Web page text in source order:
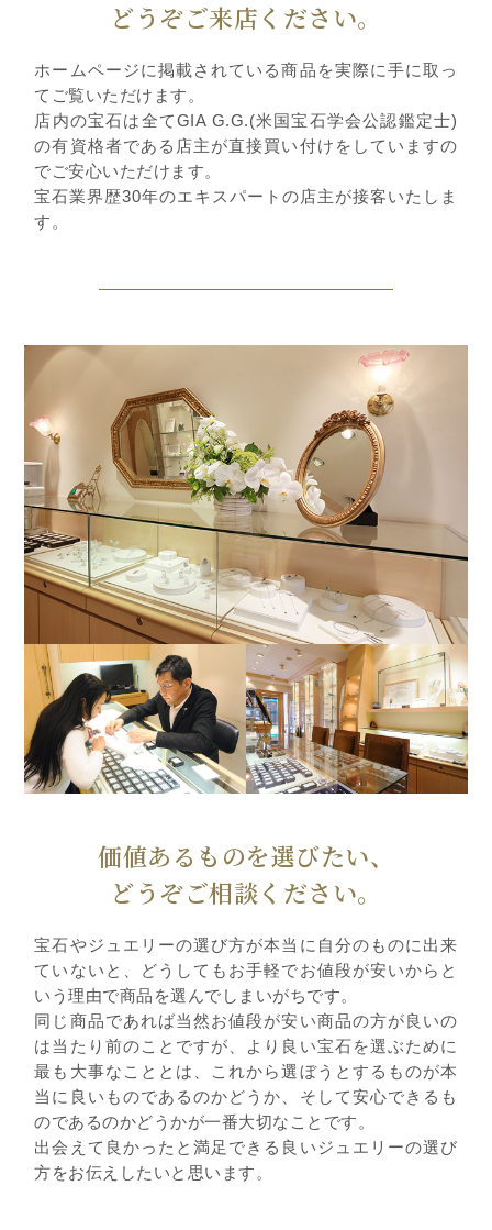
どうぞご来店ください。
ホームページに掲載されている商品を実際に手に取っ
てご覧いただけます。
店内の宝石は全てGIA G.G.(米国宝石学会公認鑑定士)
の有資格者である店主が直接買い付けをしていますの
でご安心いただけます。
宝石業界歴30年のエキスパートの店主が接客いたしま
す。
価値あるものを選びたい、
どうぞご相談ください。
宝石やジュエリーの選び方が本当に自分のものに出来
ていないと、どうしてもお手軽でお値段が安いからと
いう理由で商品を選んでしまいがちです。
同じ商品であれば当然お値段が安い商品の方が良いの
は当たり前のことですが、より良い宝石を選ぶために
最も大事なこととは、これから選ぼうとするものが本
当に良いものであるのかどうか、そして安心できるも
のであるのかどうかが一番大切なことです。
出会えて良かったと満足できる良いジュエリーの選び
方をお伝えしたいと思います。